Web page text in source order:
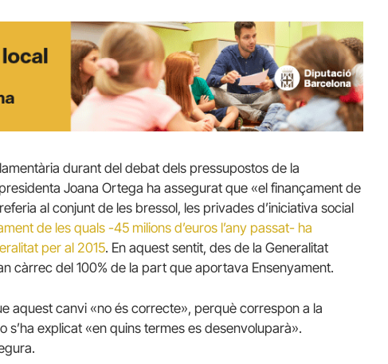
durant del debat dels pressupostos de la
Joana Ortega ha assegurat que «el finançament de
al conjunt de les bressol, les privades d’iniciativa social
de les quals -45 milions d’euros l’any passat- ha
per al 2015. En aquest sentit, des de la Generalitat
càrrec del 100% de la part que aportava Ensenyament.
aquest canvi «no és correcte», perquè correspon a la
s’ha explicat «en quins termes es desenvoluparà».